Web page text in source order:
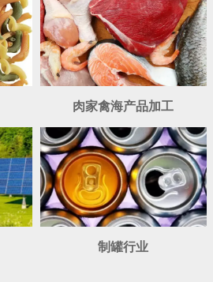
肉家禽海产品加工
制罐行业